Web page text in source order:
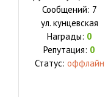
Сообщений: 7
ул. кунцевская
Награды: 0
Репутация: 0
Статус: оффлайн